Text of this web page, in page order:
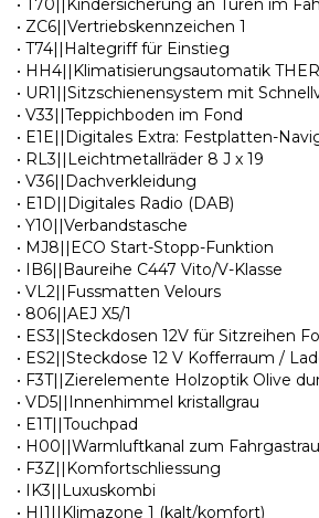
• ZC6||Vertriebskennzeichen 1
• T74||Haltegriff für Einstieg
• HH4||Klimatisierungsautomatik
• UR1||Sitzschienensystem mit
• V33||Teppichboden im Fond
• E1E||Digitales Extra: Festplatten-
• RL3||Leichtmetallräder 8 J x 19
• V36||Dachverkleidung
• E1D||Digitales Radio (DAB)
• Y10||Verbandstasche
• MJ8||ECO Start-Stopp-Funktion
• IB6||Baureihe C447 Vito/V-Klasse
• VL2||Fussmatten Velours
• 806||AEJ X5/1
• ES3||Steckdosen 12V für Sitzreihen
• ES2||Steckdose 12 V Kofferraum /
• F3T||Zierelemente Holzoptik Olive
• VD5||Innenhimmel kristallgrau
• E1T||Touchpad
• H00||Warmluftkanal zum
• F3Z||Komfortschliessung
• IK3||Luxuskombi
• HI1||Klimazone 1 (kalt/komfort)